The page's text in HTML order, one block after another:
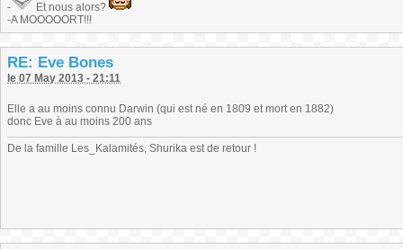
-
Et nous alors?
-A MOOOOORT!!!
RE: Eve Bones
le 07 May 2013 - 21:11
Elle a au moins connu Darwin (qui est né en 1809 et mort en 1882)
donc Eve à au moins 200 ans
De la famille Les_Kalamités, Shurika est de retour !